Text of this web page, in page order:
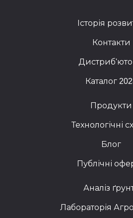
Історія
Контакти
Каталог
Продукти
Технологічні
Блог
Публічні
Аналіз
Лабораторія